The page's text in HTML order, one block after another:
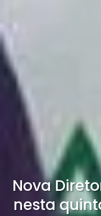
Nova
nesta